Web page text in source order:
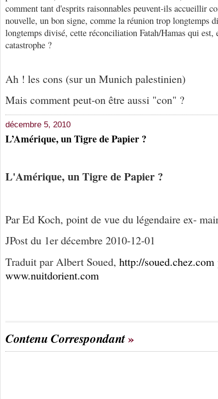
comment tant d'esprits raisonnables peuvent-ils accueillir
nouvelle, un bon signe, comme la réunion trop longtemps
longtemps divisé, cette réconciliation Fatah/Hamas qui est,
catastrophe ?
Ah ! les cons (sur un Munich palestinien)
Mais comment peut-on être aussi "con" ?
décembre 5, 2010
L’Amérique, un Tigre de Papier ?
L'Amérique, un Tigre de Papier ?
Par Ed Koch, point de vue du légendaire ex-
JPost du 1er décembre 2010-12-01
Traduit par Albert Soued, http://soued.chez.com
www.nuitdorient.com
Contenu Correspondant